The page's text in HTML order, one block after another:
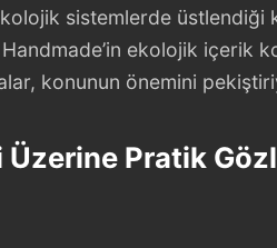
sistemlerde
Handmade’in ekolojik içerik
konunun önemini
Pratik